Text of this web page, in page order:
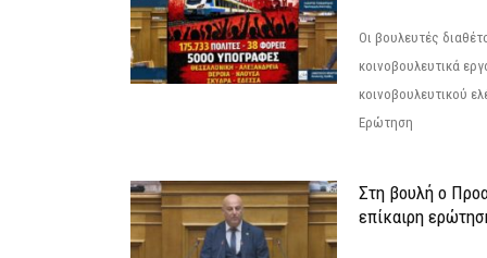
Οι βουλευτές
κοινοβουλευτικά
κοινοβουλευτικού
Ερώτηση
Στη βουλή ο
επίκαιρη